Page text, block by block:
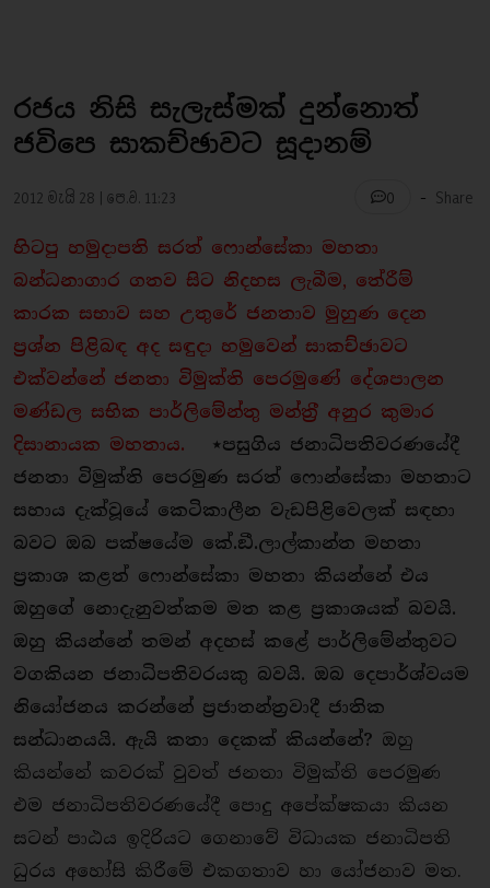
රජය නිසි සැලැස්මක් දුන්නොත්
ජවිපෙ සාකච්ඡාවට සූදානම්
2012 මැයි 28 | පෙ.ව. 11:23 0 - Share
හිටපු හමුදාපති සරත් ෆොන්සේකා මහතා
බන්ධනාගාර ගතව සිට නිදහස ලැබීම, තේරීම්
කාරක සභාව සහ උතුරේ ජනතාව මුහුණ දෙන
ප‍්‍රශ්න පිළිබඳ අද සඳුදා හමුවෙන් සාකච්ඡාවට
එක්වන්නේ ජනතා විමුක්ති පෙරමුණේ දේශපාලන
මණ්ඩල සභික පාර්ලිමේන්තු මන්ත‍්‍රී අනුර කුමාර
දිසානායක මහතාය.
⋆පසුගිය ජනාධිපතිවරණයේදී
ජනතා විමුක්ති පෙරමුණ සරත් ෆොන්සේකා මහතාට
සහාය දැක්වූයේ කෙටිකාලීන වැඩපිළිවෙලක් සඳහා
බවට ඔබ පක්ෂයේම කේ.ඞී.ලාල්කාන්ත මහතා
ප‍්‍රකාශ කළත් ෆොන්සේකා මහතා කියන්නේ එය
ඔහුගේ නොදැනුවත්කම මත කළ ප‍්‍රකාශයක් බවයි.
ඔහු කියන්නේ තමන් අදහස් කළේ පාර්ලිමේන්තුවට
වගකියන ජනාධිපතිවරයකු බවයි. ඔබ දෙපාර්ශ්වයම
නියෝජනය කරන්නේ ප‍්‍රජාතන්ත‍්‍රවාදී ජාතික
සන්ධානයයි. ඇයි කතා දෙකක් කියන්නේ? ඔහු
කියන්නේ කවරක් වුවත් ජනතා විමුක්ති පෙරමුණ
එම ජනාධිපතිවරණයේදී පොදු අපේක්ෂකයා කියන
සටන් පාඨය ඉදිරියට ගෙනාවේ විධායක ජනාධිපති
ධුරය අහෝසි කිරීමේ එකගතාව හා යෝජනාව මත.